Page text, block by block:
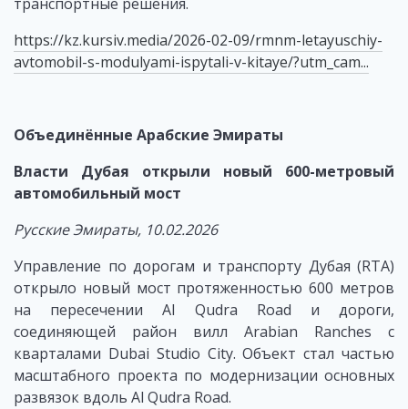
https://kz.kursiv.media/2026-02-09/rmnm-letayuschiy-
avtomobil-s-modulyami-ispytali-v-kitaye/?utm_cam...
Объединённые Арабские Эмираты
Власти Дубая открыли новый 600-метровый
автомобильный мост
Русские Эмираты, 10.02.2026
Управление по дорогам и транспорту Дубая (RTA)
открыло новый мост протяженностью 600 метров
на пересечении Al Qudra Road и дороги,
соединяющей район вилл Arabian Ranches с
кварталами Dubai Studio City. Объект стал частью
масштабного проекта по модернизации основных
развязок вдоль Al Qudra Road.